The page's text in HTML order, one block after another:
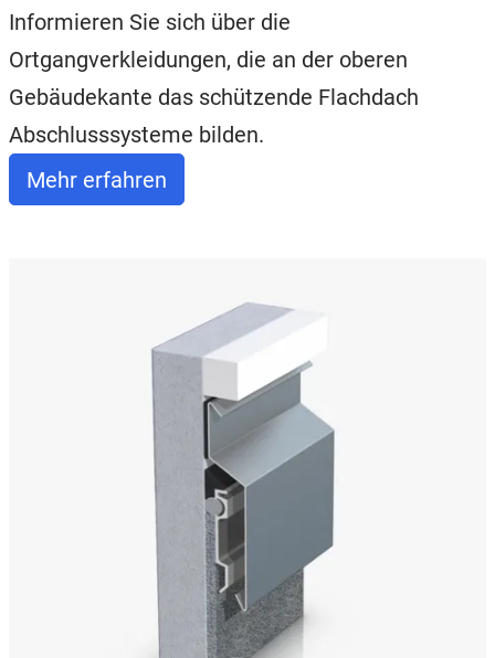
Informieren Sie sich über die
Ortgangverkleidungen, die an der oberen
Gebäudekante das schützende Flachdach
Abschlusssysteme bilden.
Mehr erfahren